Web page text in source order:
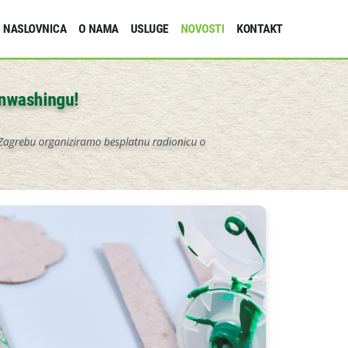
NASLOVNICA O NAMA USLUGE NOVOSTI KONTAKT
organiziramo besplatnu radionicu o